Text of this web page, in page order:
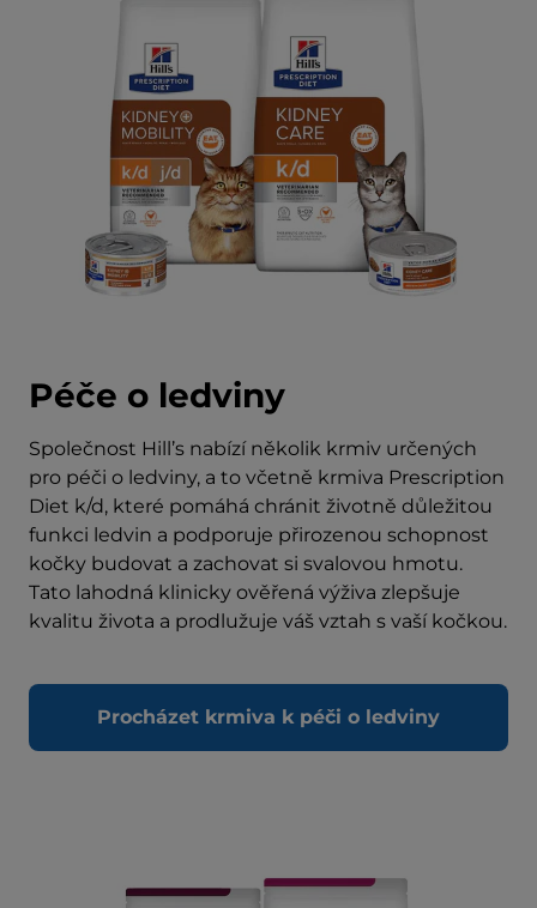
Péče o ledviny
Společnost Hill’s nabízí několik krmiv určených
pro péči o ledviny, a to včetně krmiva Prescription
Diet k/d, které pomáhá chránit životně důležitou
funkci ledvin a podporuje přirozenou schopnost
kočky budovat a zachovat si svalovou hmotu.
Tato lahodná klinicky ověřená výživa zlepšuje
kvalitu života a prodlužuje váš vztah s vaší kočkou.
Procházet krmiva k péči o ledviny